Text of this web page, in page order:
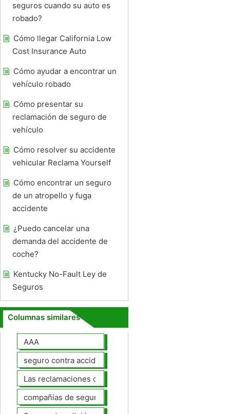
seguros cuando su auto es
robado?
Cómo llegar California Low
Cost Insurance Auto
Cómo ayudar a encontrar un
vehículo robado
Cómo presentar su
reclamación de seguro de
vehículo
Cómo resolver su accidente
vehicular Reclama Yourself
Cómo encontrar un seguro
de un atropello y fuga
accidente
¿Puedo cancelar una
demanda del accidente de
coche?
Kentucky No-Fault Ley de
Seguros
Columnas similares
AAA
seguro contra accidentes
Las reclamaciones de seguros de automóviles
compañías de seguros de coche